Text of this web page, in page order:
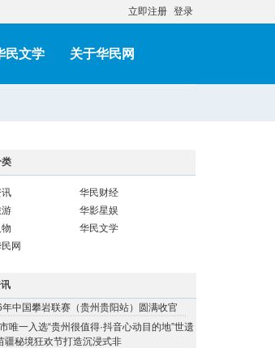
立即注册 登录
民文学 关于华民网
华民财经
华影星娱
华民文学
网
中国攀岩联赛（贵州贵阳站）圆满收官
唯一入选“贵州很值得·抖音心动目的地”世遗
疆秘境狂欢节打造沉浸式非